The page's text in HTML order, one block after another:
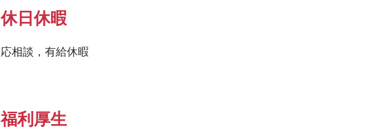
休日休暇
応相談，有給休暇
福利厚生